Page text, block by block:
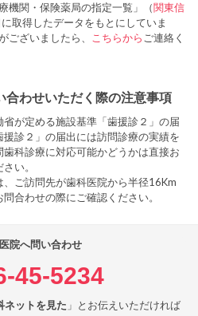
機関・保険薬局の指定一覧」（関東信
取得したデータをもとにしていま
ございましたら、
こちらから ご連絡く
合わせいただく際の注意事項
省が定める施設基準「歯援診２」の届
診２」の届出には訪問診療の実績を
科診療に対応可能かどうかは直接お
い。
ご訪問先が歯科医院から半径16Km
合わせの際にご確認ください。
院へ問い合わせ
45-5234
ネットを見た 」とお伝えいただければ